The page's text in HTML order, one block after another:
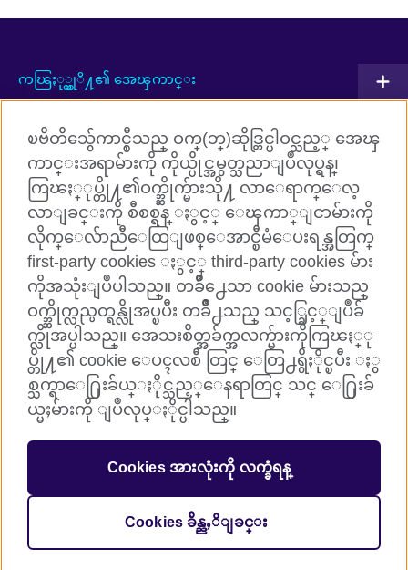
ကၽြႏု္ပ္တုိ႔၏ အေၾကာင္း
အဂၤလိပ္ဘာသာစကားသင္ၾကားျခင္း
ကြၽႏ္ုပ္တို႔ႏွင့္ ခ်ိတ္ဆက္ပါ
Facebook TikTok
British Council Global
Cookies
Sitemap
© 2026 British Council
The United Kingdom’s international organisation for cultural
relations and educational opportunities.
and Wales) SC037733 (Scotland)
ၿဗိတိသွ်ေကာင္စီသည္ ဝက္(ဘ္)ဆိုဒ္တြင္ပါဝင္သည့္ အေၾ
ကာင္းအရာမ်ားကို ကိုယ္ပိုင္အမွတ္သညာျပဳလုပ္ရန္၊
ကြၽႏ္ုပ္တို႔၏ဝက္ဘ္ဆိုက္မ်ားသို႔ လာေရာက္ေလ့
လာျခင္းကို စီစစ္ရန္ ႏွင့္ ေၾကာ္ျငာမ်ားကို
လိုက္ေလ်ာညီေထြျဖစ္ေအာင္စီမံေပးရန္အတြက္
first-party cookies ႏွင့္ third-party cookies မ်ား
ကိုအသုံးျပဳပါသည္။ တခ်ိဳ႕ေသာ cookie မ်ားသည္
ဝက္ဘ္ဆိုက္လည္ပတ္ရန္လိုအပ္ၿပီး တခ်ိဳ႕သည္ သင့္ခြင့္ျပဳခ်
က္လိုအပ္ပါသည္။ အေသးစိတ္အခ်က္အလက္မ်ားကိုကြၽႏ္ု
ပ္တို႔၏ cookie ေပၚလစီ တြင္ ေတြ႕ရွိႏိုင္ၿပီး ႏွ
စ္သက္ရာေ႐ြးခ်ယ္ႏိုင္သည့္ေနရာတြင္ သင္ ေ႐ြးခ်
ယ္မႈမ်ားကို ျပဳလုပ္ႏိုင္ပါသည္။
Cookies အားလုံးကို လက္ခံရန္
Cookies ခ်ိန္ညႇိျခင္း